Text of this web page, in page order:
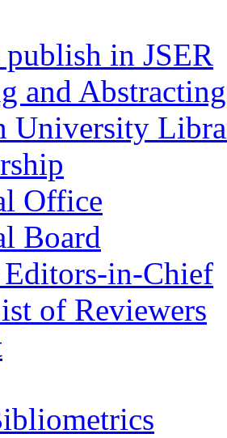
in JSER
and Abstracting
University
Office
Board
in-Chief
of Reviewers